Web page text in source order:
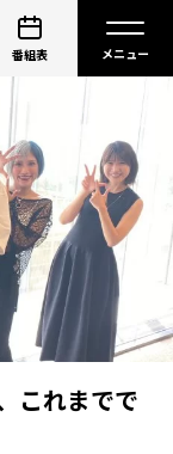
番組表
これまでで